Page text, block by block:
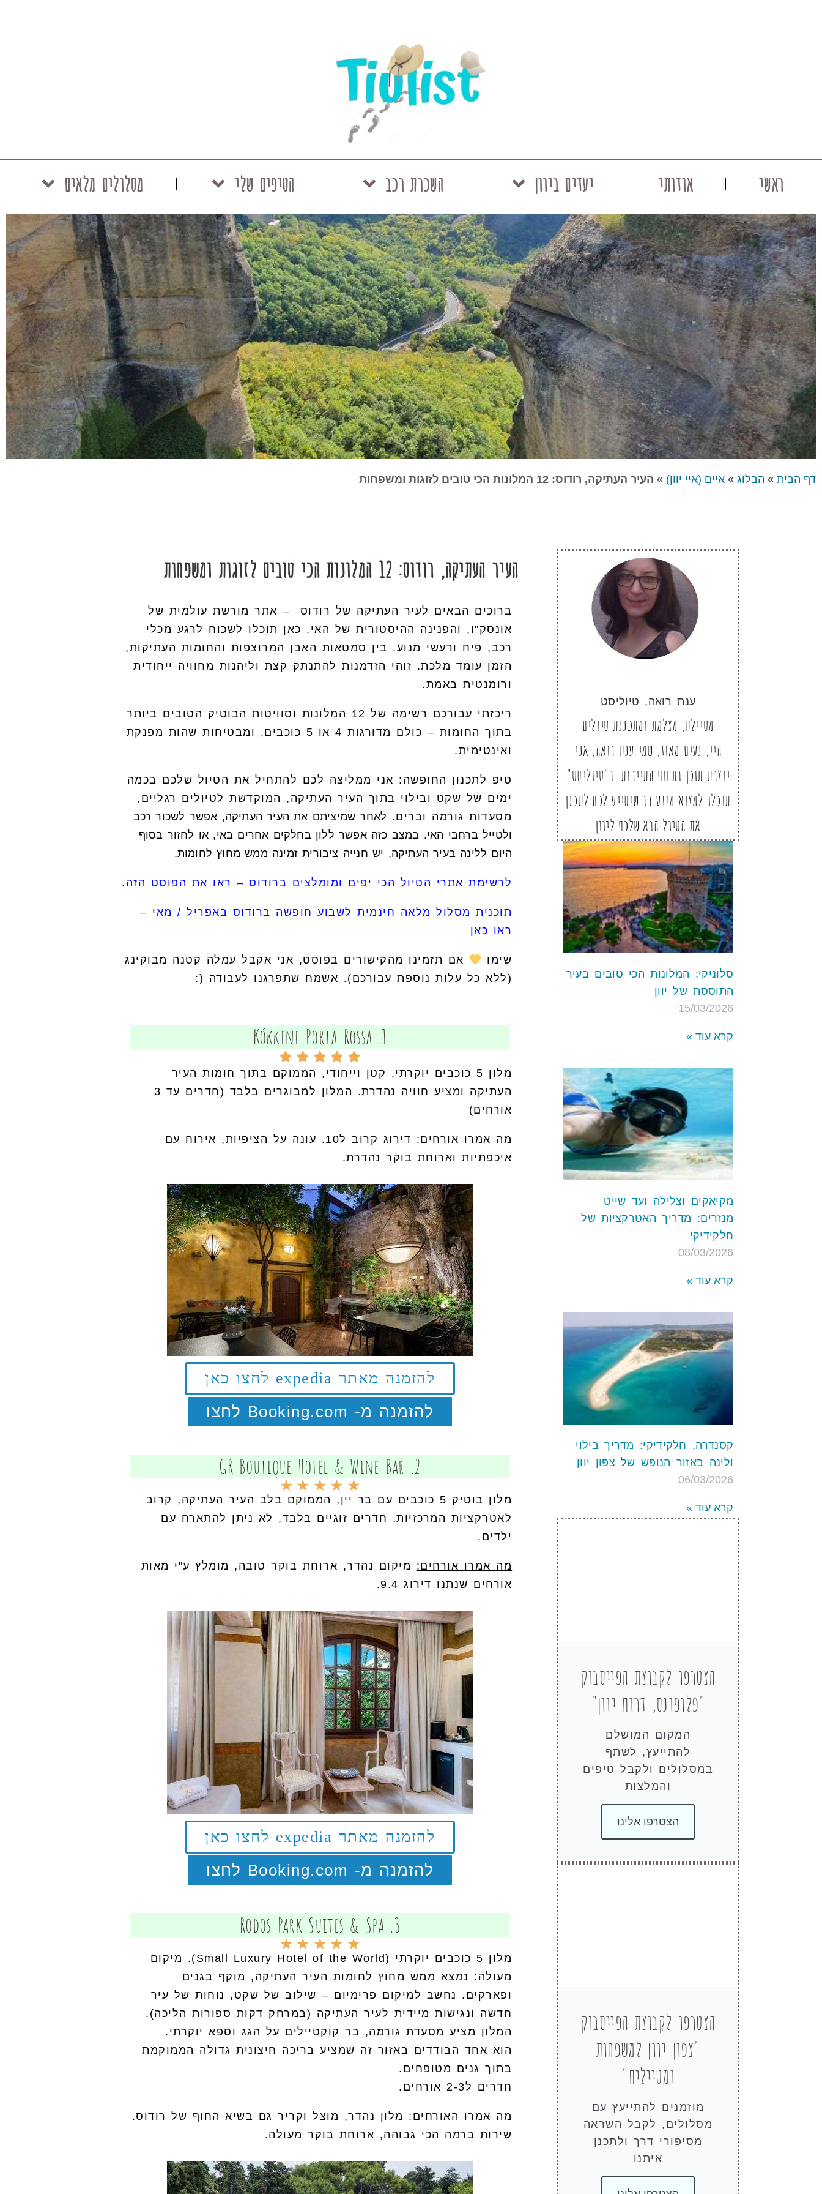
ראשי אודותי יעדים ביוון השכרת רכב הטיפים שלי מסלולים מלאים
דף הבית » הבלוג » איים (איי יוון) » העיר העתיקה, רודוס: 12 המלונות הכי טובים לזוגות ומשפחות
העיר העתיקה, רודוס: 12 המלונות הכי טובים לזוגות ומשפחות
ברוכים הבאים לעיר העתיקה של רודוס – אתר מורשת עולמית של
אונסק"ו, והפנינה ההיסטורית של האי. כאן תוכלו לשכוח לרגע מכלי
רכב, פיח ורעשי מנוע. בין סמטאות האבן המרוצפות והחומות העתיקות,
הזמן עומד מלכת. זוהי הזדמנות להתנתק קצת וליהנות מחוויה ייחודית
ורומנטית באמת.
ריכזתי עבורכם רשימה של 12 המלונות וסוויטות הבוטיק הטובים ביותר
בתוך החומות – כולם מדורגות 4 או 5 כוכבים, ומבטיחות שהות מפנקת
ואינטימית.
טיפ לתכנון החופשה: אני ממליצה לכם להתחיל את הטיול שלכם בכמה
ימים של שקט ובילוי בתוך העיר העתיקה, המוקדשת לטיולים רגליים,
מסעדות גורמה וברים. לאחר שמיציתם את העיר העתיקה, אפשר לשכור רכב
ולטייל ברחבי האי. במצב כזה אפשר ללון בחלקים אחרים באי, או לחזור בסוף
היום ללינה בעיר העתיקה, יש חנייה ציבורית זמינה ממש מחוץ לחומות.
לרשימת אתרי הטיול הכי יפים ומומלצים ברודוס – ראו את הפוסט הזה .
תוכנית מסלול מלאה חינמית לשבוע חופשה ברודוס באפריל / מאי –
ראו כאן
שימו
אם תזמינו מהקישורים בפוסט, אני אקבל עמלה קטנה מבוקינג
(ללא כל עלות נוספת עבורכם). אשמח שתפרגנו לעבודה (:
1. Kókkini Porta Rossa
מלון 5 כוכבים יוקרתי, קטן וייחודי, הממוקם בתוך חומות העיר
העתיקה ומציע חוויה נהדרת. המלון למבוגרים בלבד (חדרים עד 3
אורחים)
מה אמרו אורחים:
דירוג קרוב ל10. עונה על הציפיות, אירוח עם
איכפתיות וארוחת בוקר נהדרת.
להזמנה מאתר expedia לחצו כאן
להזמנה מ- Booking.com לחצו
2. GR Boutique Hotel & Wine Bar
★
★
★
★
★
מלון בוטיק 5 כוכבים עם בר יין, הממוקם בלב העיר העתיקה, קרוב
לאטרקציות המרכזיות. חדרים זוגיים בלבד, לא ניתן להתארח עם
ילדים.
מה אמרו אורחים: מיקום נהדר, ארוחת בוקר טובה, מומלץ ע"י מאות
אורחים שנתנו דירוג 9.4.
להזמנה מאתר expedia לחצו כאן
להזמנה מ- Booking.com לחצו
3. Rodos Park Suites & Spa
★
★
★
★
★
מלון 5 כוכבים יוקרתי (Small Luxury Hotel of the World). מיקום
מעולה: נמצא ממש מחוץ לחומות העיר העתיקה, מוקף בגנים
ופארקים. נחשב למיקום פרימיום – שילוב של שקט, נוחות של עיר
חדשה ונגישות מיידית לעיר העתיקה (במרחק דקות ספורות הליכה).
המלון מציע מסעדת גורמה, בר קוקטיילים על הגג וספא יוקרתי.
הוא אחד הבודדים באזור זה שמציע בריכה חיצונית גדולה הממוקמת
בתוך גנים מטופחים.
חדרים ל2-3 אורחים.
מה אמרו האורחים : מלון נהדר, מוצל וקריר גם בשיא החוף של רודוס.
שירות ברמה הכי גבוהה, ארוחת בוקר מעולה.
ענת רואה, טיוליסט
מטיילת, מצלמת ומתכננת טיולים
היי, נעים מאוד, שמי ענת רואה, אני
יוצרת תוכן בתחום התיירות. ב"טיוליסט"
תוכלו למצוא מידע רב שיסייע לכם לתכנן
את הטיול הבא שלכם ליוון
סלוניקי: המלונות הכי טובים בעיר
התוססת של יוון
15/03/2026
קרא עוד »
מקיאקים וצלילה ועד שייט
מנזרים: מדריך האטרקציות של
חלקידיקי
08/03/2026
קרא עוד »
קסנדרה, חלקידיקי: מדריך בילוי
ולינה באזור הנופש של צפון יוון
06/03/2026
קרא עוד »
הצטרפו לקבוצת הפייסבוק
"פלופונס, דרום יוון"
המקום המושלם
להתייעץ, לשתף
במסלולים ולקבל טיפים
והמלצות
הצטרפו אלינו
הצטרפו לקבוצת הפייסבוק
"צפון יוון למשפחות
ומטיילים"
מוזמנים להתייעץ עם
מסלולים, לקבל השראה
מסיפורי דרך ולתכנן
איתנו